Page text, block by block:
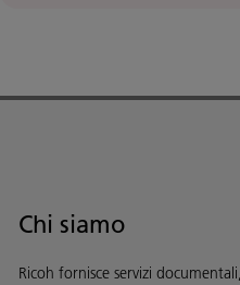
Chi siamo
Ricoh fornisce servizi